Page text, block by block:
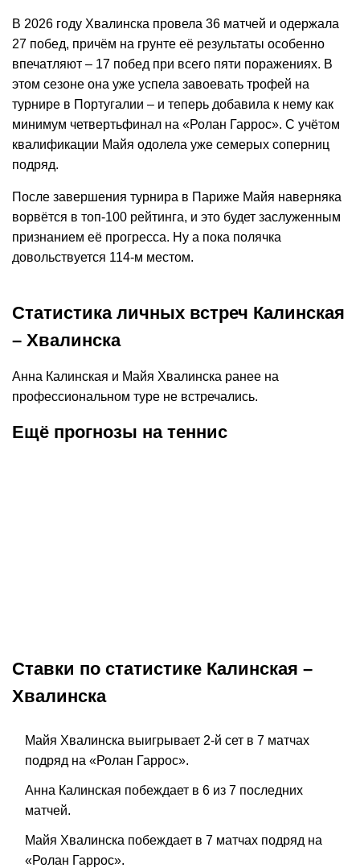
В 2026 году Хвалинска провела 36 матчей и одержала
27 побед, причём на грунте её результаты особенно
впечатляют – 17 побед при всего пяти поражениях. В
этом сезоне она уже успела завоевать трофей на
турнире в Португалии – и теперь добавила к нему как
минимум четвертьфинал на «Ролан Гаррос». С учётом
квалификации Майя одолела уже семерых соперниц
подряд.
После завершения турнира в Париже Майя наверняка
ворвётся в топ‑100 рейтинга, и это будет заслуженным
признанием её прогресса. Ну а пока полячка
довольствуется 114-м местом.
Статистика личных встреч Калинская
– Хвалинска
Анна Калинская и Майя Хвалинска ранее на
профессиональном туре не встречались.
Ещё прогнозы на теннис
Ставки по статистике Калинская –
Хвалинска
Майя Хвалинска выигрывает 2-й сет в 7 матчах
подряд на «Ролан Гаррос».
Анна Калинская побеждает в 6 из 7 последних
матчей.
Майя Хвалинска побеждает в 7 матчах подряд на
«Ролан Гаррос».